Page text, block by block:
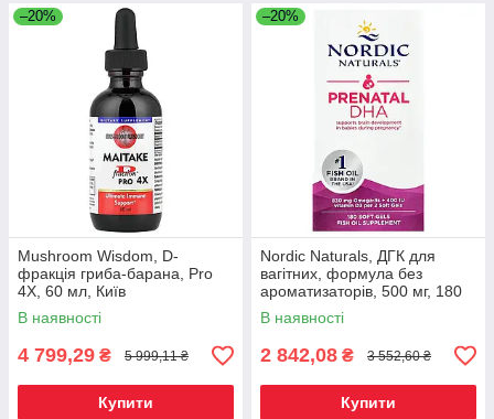
–20%
Mushroom Wisdom, D-
фракція гриба-барана, Pro
4X, 60 мл, Київ
В наявності
4 799,29 ₴ 5 999,11 ₴
Купити
–20%
Nordic Naturals, ДГК для
вагітних, формула без
ароматизаторів, 500 мг, 180
желатинових капсул, Київ
В наявності
2 842,08 ₴ 3 552,60 ₴
Купити